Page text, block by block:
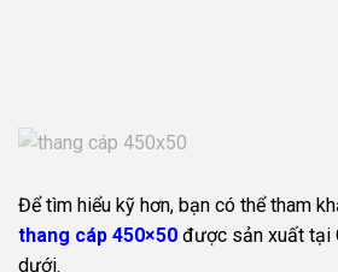
Để tìm hiểu kỹ hơn, bạn có thể tham
thang cáp 450×50 được sản xuất tại
dưới.